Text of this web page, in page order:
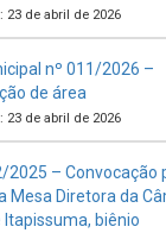
de abril de 2026
nº 011/2026 –
de área
de abril de 2026
2025 – Convocação
Mesa Diretora da
Itapissuma, biênio